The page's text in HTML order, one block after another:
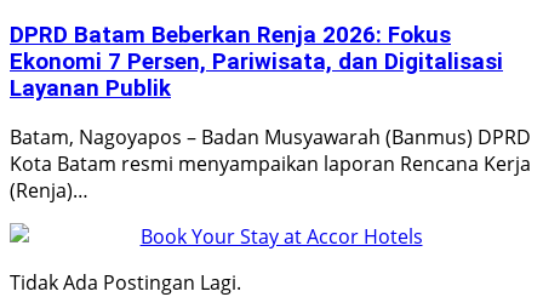
DPRD Batam Beberkan Renja 2026: Fokus
Ekonomi 7 Persen, Pariwisata, dan Digitalisasi
Layanan Publik
Batam, Nagoyapos – Badan Musyawarah (Banmus) DPRD
Kota Batam resmi menyampaikan laporan Rencana Kerja
(Renja)…
Tidak Ada Postingan Lagi.